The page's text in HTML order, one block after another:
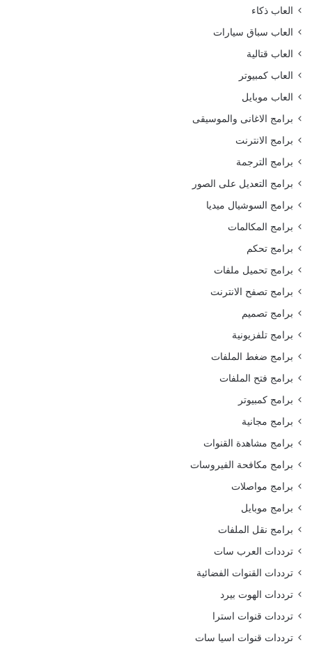
العاب ذكاء
العاب سباق سيارات
العاب قتالية
العاب كمبيوتر
العاب موبايل
برامج الاغانى والموسيقى
برامج الانترنت
برامج الترجمة
برامج التعديل على الصور
برامج السوشيال ميديا
برامج المكالمات
برامج تحكم
برامج تحميل ملفات
برامج تصفح الانترنت
برامج تصميم
برامج تلفزيونية
برامج ضغط الملفات
برامج فتح الملفات
برامج كمبيوتر
برامج مجانية
برامج مشاهدة القنوات
برامج مكافحة الفيروسات
برامج مواصلات
برامج موبايل
برامج نقل الملفات
ترددات العرب سات
ترددات القنوات الفضائية
ترددات الهوت بيرد
ترددات قنوات استرا
ترددات قنوات اسيا سات